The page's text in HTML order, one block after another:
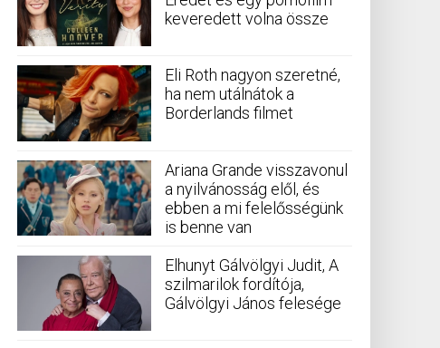
keveredett volna össze
Eli Roth nagyon szeretné,
ha nem utálnátok a
Borderlands filmet
Ariana Grande visszavonul
a nyilvánosság elől, és
ebben a mi felelősségünk
is benne van
Elhunyt Gálvölgyi Judit, A
szilmarilok fordítója,
Gálvölgyi János felesége